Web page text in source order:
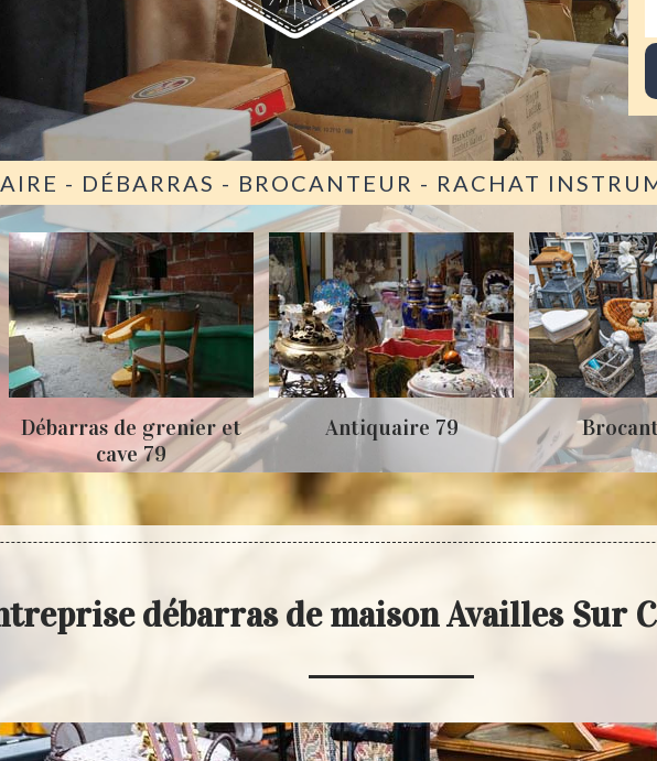
- DÉBARRAS - BROCANTEUR - RACHAT
Débarras de grenier et
cave 79
Antiquaire 79
débarras de maison Availles Sur